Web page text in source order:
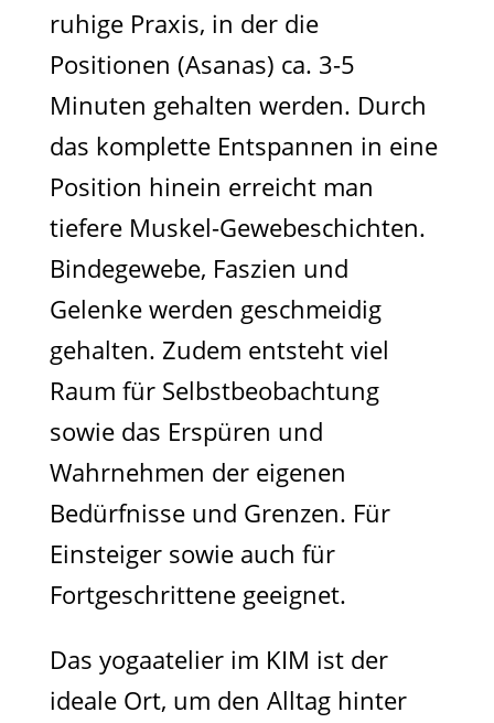
ruhige Praxis, in der die
Positionen (Asanas) ca. 3-5
Minuten gehalten werden. Durch
das komplette Entspannen in eine
Position hinein erreicht man
tiefere Muskel-Gewebeschichten.
Bindegewebe, Faszien und
Gelenke werden geschmeidig
gehalten. Zudem entsteht viel
Raum für Selbstbeobachtung
sowie das Erspüren und
Wahrnehmen der eigenen
Bedürfnisse und Grenzen. Für
Einsteiger sowie auch für
Fortgeschrittene geeignet.
Das yogaatelier im KIM ist der
ideale Ort, um den Alltag hinter